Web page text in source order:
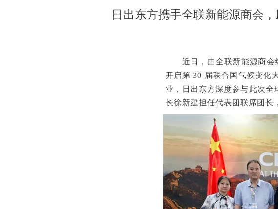
日出东方携手全联新能源商会
近日，由全联新能源商会
开启第 30 届联合国气候变化
业，日出东方深度参与此次
长徐新建担任代表团联席团长